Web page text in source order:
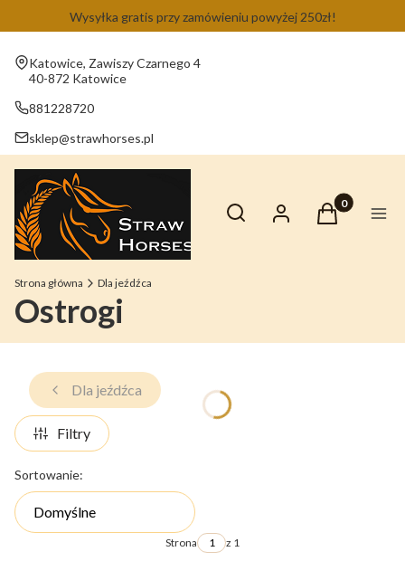
Wysyłka gratis przy zamówieniu powyżej 250zł!
Adres:
Katowice, Zawiszy Czarnego 4
40-872 Katowice
881228720
sklep@strawhorses.pl
Otwórz wyszukiwarkę
Szukaj Zaloguj sięProdukty w
Koszyk
Strona główna Dla jeźdźca
Ostrogi
Dla jeźdźca
Filtry
Lista produktów
Sortowanie:
Domyślne
Strona z 1